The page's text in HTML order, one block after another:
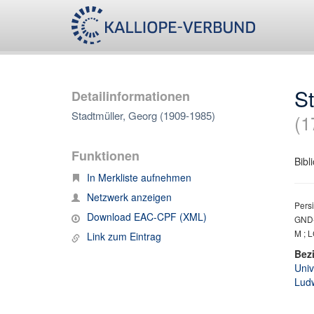
Detailinformationen
Stadtmüller, Georg (1909-1985)
Funktionen
In Merkliste aufnehmen
Netzwerk anzeigen
Download EAC-CPF (XML)
Link zum Eintrag
M ;